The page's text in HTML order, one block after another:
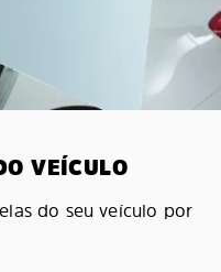
VEÍCULO
do seu veículo por